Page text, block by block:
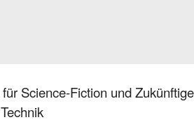
Science-Fiction und